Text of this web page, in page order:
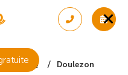
Gironde Doulezon